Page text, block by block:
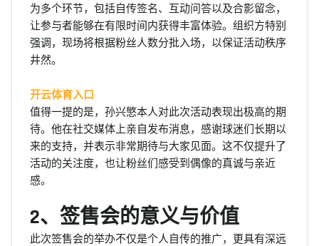
为多个环节，包括自传签名、互动问答以及合影留念，
让参与者能够在有限时间内获得丰富体验。组织方特别
强调，现场将根据粉丝人数分批入场，以保证活动秩序
井然。
开云体育入口
值得一提的是，孙兴慜本人对此次活动表现出极高的期
待。他在社交媒体上亲自发布消息，感谢球迷们长期以
来的支持，并表示非常期待与大家见面。这不仅提升了
活动的关注度，也让粉丝们感受到偶像的真诚与亲近
感。
2、签售会的意义与价值
此次签售会的举办不仅是个人自传的推广，更具有深远